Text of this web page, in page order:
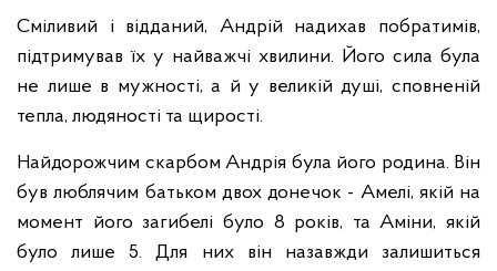
Сміливий і відданий, Андрій надихав побратимів,
підтримував їх у найважчі хвилини. Його сила була
не лише в мужності, а й у великій душі, сповненій
тепла, людяності та щирості.
Найдорожчим скарбом Андрія була його родина. Він
був люблячим батьком двох донечок - Амелі, якій на
момент його загибелі було 8 років, та Аміни, якій
було лише 5. Для них він назавжди залишиться